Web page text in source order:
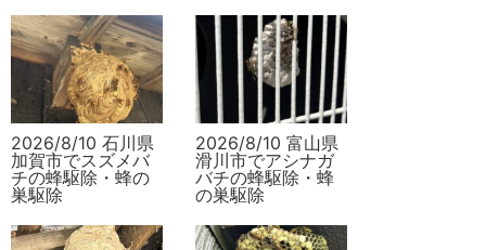
2026/8/10 石川県
加賀市でスズメバ
チの蜂駆除・蜂の
巣駆除
2026/8/10 富山県
滑川市でアシナガ
バチの蜂駆除・蜂
の巣駆除